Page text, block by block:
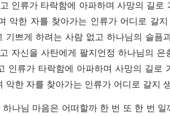
인류가 타락함에 아파하며 사망의 길로
악한 자를 찾아가는 인류가 어디로 갈
기쁘게 하려는 사람 없고 하나님의 슬픔
자신을 사탄에게 팔지언정 하나님의 은
인류가 타락함에 아파하며 사망의 길로
악한 자를 찾아가는 인류가 어디로 갈지
나님 마음은 어떠할까 한 번 또 한 번 일